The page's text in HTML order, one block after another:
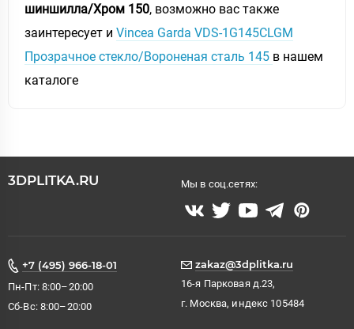
шиншилла/Хром 150, возможно вас также
заинтересует и Vincea Garda VDS-1G145CLGM
Прозрачное стекло/Вороненая сталь 145 в нашем
каталоге
3DPLITKA.RU Мы в соц.сетях:
+7 (495) 966-18-01
Пн-Пт: 8:00–20:00
Сб-Вс: 8:00–20:00
zakaz@3dplitka.ru
16-я Парковая д.23,
г. Москва, индекс 105484